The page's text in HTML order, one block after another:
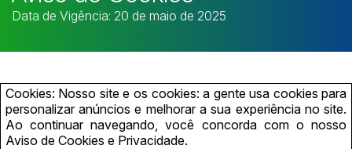
Agenda
Busca por categoria
Diversos
Arma/Segurança
Busca por palavra-chave
Categoria Subcategoria
Estados Cidade
Quem Somos
Data de Vigência: 20 de maio de 2025
Cookies: Nosso site e os cookies: a gente usa cookies para
personalizar anúncios e melhorar a sua experiência no site.
Ao continuar navegando, você concorda com o nosso
Aviso de Cookies e Privacidade.